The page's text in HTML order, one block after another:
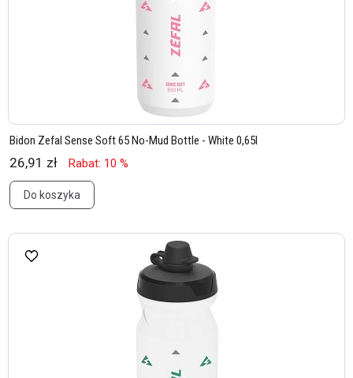
Bidon Zefal Sense Soft 65 No-Mud Bottle - White 0,65l
26,91 zł Rabat: 10 %
Do koszyka